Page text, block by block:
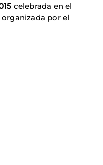
celebrada en el
por el